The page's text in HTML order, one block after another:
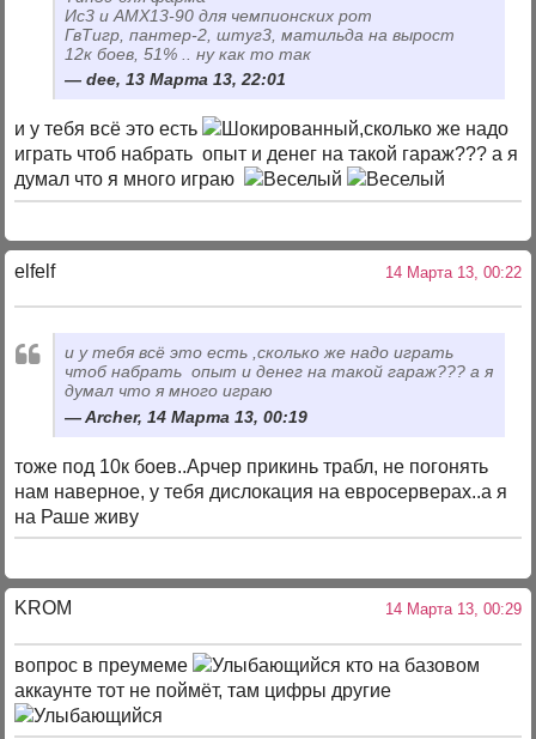
Ис3 и АМХ13-90 для чемпионских рот
ГвТигр, пантер-2, штуг3, матильда на вырост
12к боев, 51% .. ну как то так
dee, 13 Марта 13, 22:01
и у тебя всё это есть
,сколько же надо
играть чтоб набрать опыт и денег на такой гараж??? а я
думал что я много играю
elfelf 14 Марта 13, 00:22
и у тебя всё это есть,сколько же надо играть
чтоб набрать опыт и денег на такой гараж??? а я
думал что я много играю
Archer, 14 Марта 13, 00:19
тоже под 10к боев..Арчер прикинь трабл, не погонять
нам наверное, у тебя дислокация на евросерверах..а я
на Раше живу
KROM 14 Марта 13, 00:29
вопрос в преумеме
кто на базовом
аккаунте тот не поймёт, там цифры другие